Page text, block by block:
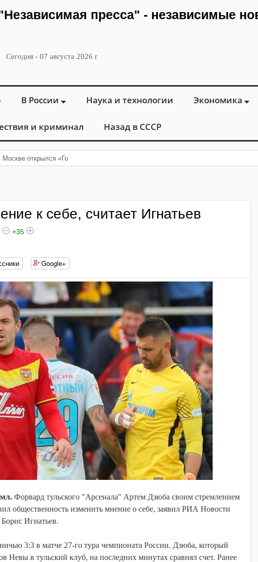
пресса" - независимые
Сегодня - 07 августа 2026 г
В России Наука и технологии Экономика
и криминал Назад в СССР
открылся «Городской центр флебологии» для леч
к себе, считает Игнатьев
+35
Google+
Форвард тульского "Арсенала" Артем Дзюба своим стремлением
общественность изменить мнение о себе, заявил РИА Новости
Игнатьев.
3:3 в матче 27-го тура чемпионата России. Дзюба, который
Невы в тульский клуб, на последних минутах сравнял счет. Ранее